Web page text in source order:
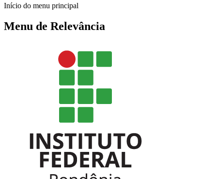
Início do menu principal
Menu de Relevância